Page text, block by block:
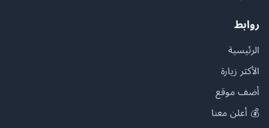
روابط
الرئيسية
الأكثر زيارة
أضف موقع
💰 أعلن معنا